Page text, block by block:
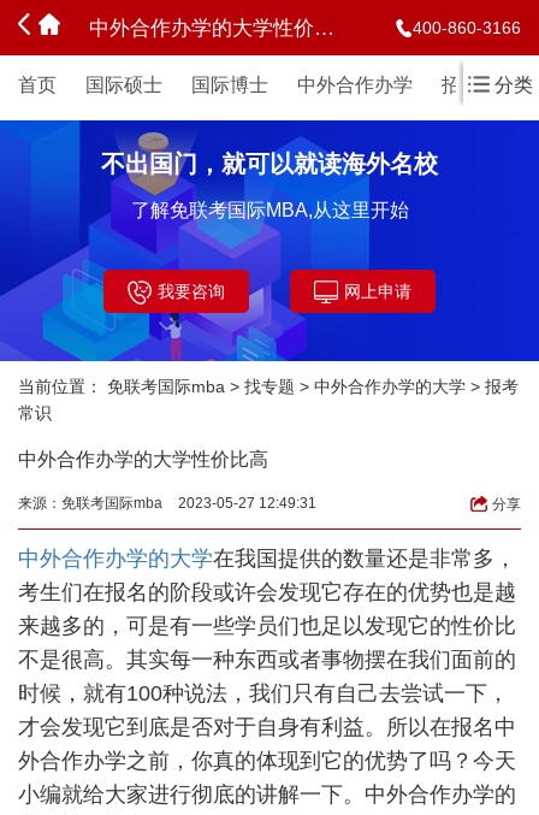
中外合作办学的大学性价比高 400-860-3166
首页 国际硕士 国际博士 中外合作办学 招生简章
分类
不出国门，就可以就读海外名校
了解免联考国际MBA,从这里开始
我要咨询 网上申请
当前位置： 免联考国际mba > 找专题 > 中外合作办学的大学 > 报考
常识
中外合作办学的大学性价比高
来源： 免联考国际mba 2023-05-27 12:49:31 分享
中外合作办学的大学在我国提供的数量还是非常多，
考生们在报名的阶段或许会发现它存在的优势也是越
来越多的，可是有一些学员们也足以发现它的性价比
不是很高。其实每一种东西或者事物摆在我们面前的
时候，就有100种说法，我们只有自己去尝试一下，
才会发现它到底是否对于自身有利益。所以在报名中
外合作办学之前，你真的体现到它的优势了吗？今天
小编就给大家进行彻底的讲解一下。中外合作办学的